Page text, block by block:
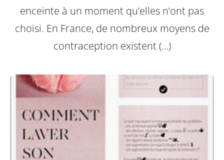
enceinte à un moment qu’elles n’ont pas
choisi. En France, de nombreux moyens de
contraception existent (…)